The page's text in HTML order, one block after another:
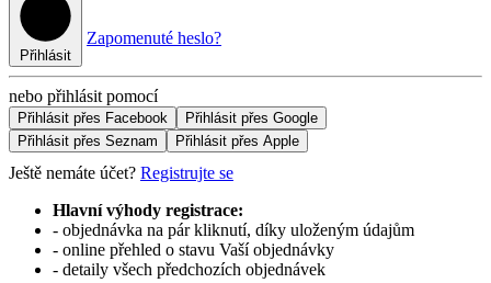
Přihlásit
Zapomenuté heslo?
nebo přihlásit pomocí
Přihlásit přes Facebook
Přihlásit přes Google
Přihlásit přes Seznam
Přihlásit přes Apple
Ještě nemáte účet? Registrujte se
Hlavní výhody registrace:
- objednávka na pár kliknutí, díky uloženým údajům
- online přehled o stavu Vaší objednávky
- detaily všech předchozích objednávek